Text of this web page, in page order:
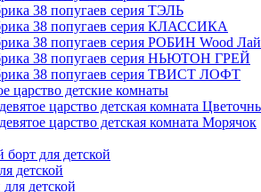
38 попугаев серия ТЭЛЬ
38 попугаев серия КЛАССИКА
38 попугаев серия РОБИН Wood
38 попугаев серия НЬЮТОН ГРЕЙ
38 попугаев серия ТВИСТ ЛОФТ
царство детские комнаты
царство детская комната
царство детская комната Морячок
для детской
детской
детской